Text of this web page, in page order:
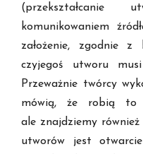
(przekształcanie
komunikowaniem
założenie, zgodnie
czyjegoś utworu
Przeważnie twórcy
mówią, że robią to
ale znajdziemy
utworów jest